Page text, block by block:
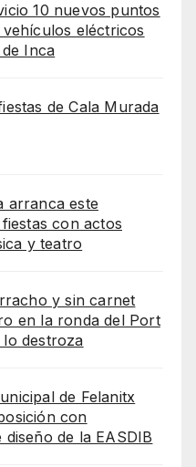
10 nuevos puntos
eléctricos
Inca
de Cala Murada
arranca este
con actos
y teatro
y sin carnet
en la ronda del Port
destroza
de Felanitx
con
de la EASDIB